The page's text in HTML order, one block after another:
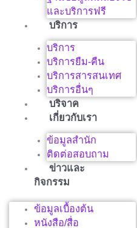
และบริการฟรี
บริการ
บริการ
บริการยืม-คืน
บริการสารสนเทศ
บริการอื่นๆ
บริจาค
เกี่ยวกับเรา
ข้อมูลสำนัก
ติดต่อสอบถาม
ข่าวและ
กิจกรรม
ข้อมูลเบื้องต้น
หนังสือ/สื่อ